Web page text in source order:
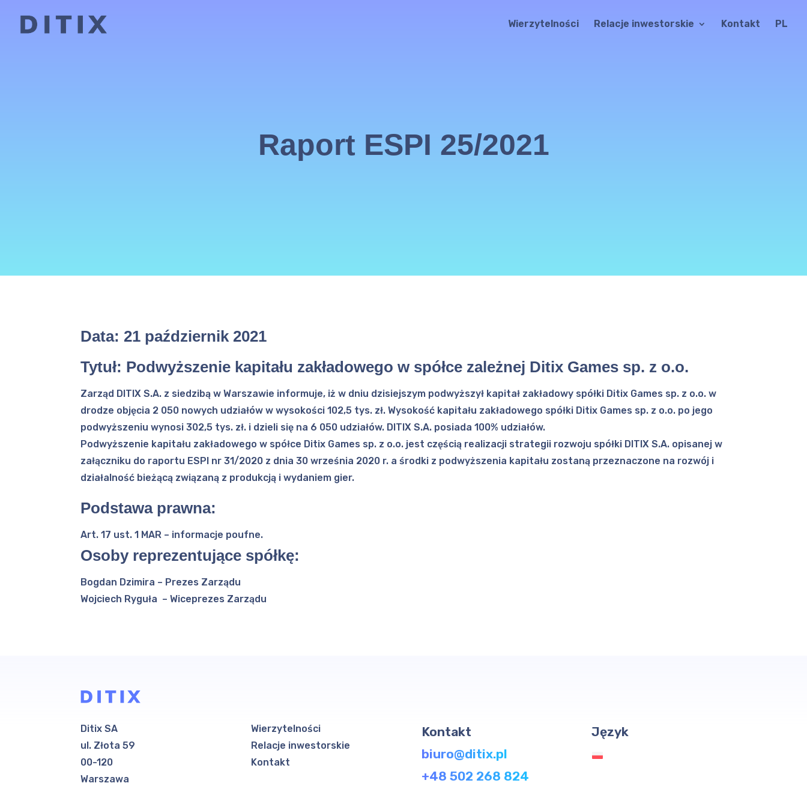
Wierzytelności Relacje inwestorskie Kontakt PL
Raport ESPI 25/2021
Data: 21 październik 2021
Tytuł: Podwyższenie kapitału zakładowego w spółce zależnej Ditix Games sp. z o.o.
Zarząd DITIX S.A. z siedzibą w Warszawie informuje, iż w dniu dzisiejszym podwyższył kapitał zakładowy spółki Ditix Games sp. z o.o. w
drodze objęcia 2 050 nowych udziałów w wysokości 102,5 tys. zł. Wysokość kapitału zakładowego spółki Ditix Games sp. z o.o. po jego
podwyższeniu wynosi 302,5 tys. zł. i dzieli się na 6 050 udziałów. DITIX S.A. posiada 100% udziałów.
Podwyższenie kapitału zakładowego w spółce Ditix Games sp. z o.o. jest częścią realizacji strategii rozwoju spółki DITIX S.A. opisanej w
załączniku do raportu ESPI nr 31/2020 z dnia 30 września 2020 r. a środki z podwyższenia kapitału zostaną przeznaczone na rozwój i
działalność bieżącą związaną z produkcją i wydaniem gier.
Podstawa prawna:
Art. 17 ust. 1 MAR – informacje poufne.
Osoby reprezentujące spółkę:
Bogdan Dzimira – Prezes Zarządu
Wojciech Ryguła – Wiceprezes Zarządu
Ditix SA
ul. Złota 59
00-120
Warszawa
Wierzytelności
Relacje inwestorskie
Kontakt
Kontakt
biuro@ditix.pl
+48 502 268 824
Język